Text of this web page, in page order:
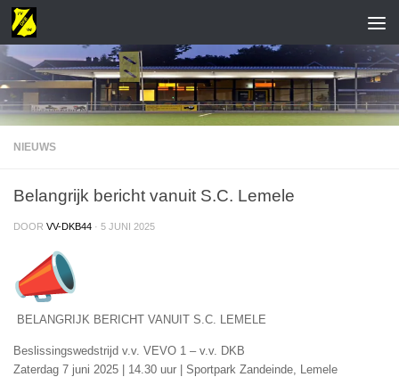
NIEUWS
Belangrijk bericht vanuit S.C. Lemele
DOOR VV-DKB44 · 5 JUNI 2025
BELANGRIJK BERICHT VANUIT S.C. LEMELE
Beslissingswedstrijd v.v. VEVO 1 – v.v. DKB
Zaterdag 7 juni 2025 | 14.30 uur | Sportpark Zandeinde, Lemele